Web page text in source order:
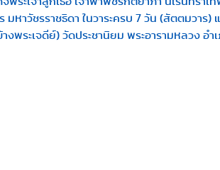
หาวัชรราชธิดา ในวาระครบ 7 วัน (สัตตมวาร)
พระเจดีย์) วัดประชานิยม พระอารามหลวง อำ